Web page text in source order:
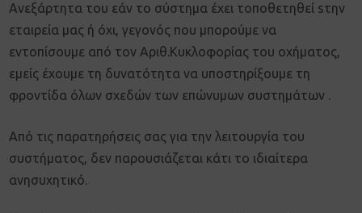
Ανεξάρτητα του εάν το σύστημα έχει τοποθετηθεί sτην
εταιρεία μας ή όχι, γεγονός που μπορούμε να
εντοπίσουμε από τον Αριθ.Κυκλοφορίας του οχήματος,
εμείς έχουμε τη δυνατότητα να υποστηρίξουμε τη
φροντίδα όλων σχεδών των επώνυμων συστημάτων .
Από τις παρατηρήσεις σας για την λειτουργία του
συστήματος, δεν παρουσιάζεται κάτι το ιδιαίτερα
ανησυχητικό.